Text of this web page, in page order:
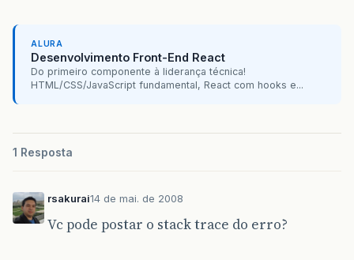
ALURA
Desenvolvimento Front-End React
Do primeiro componente à liderança técnica!
HTML/CSS/JavaScript fundamental, React com hooks e...
1 Resposta
rsakurai14 de mai. de 2008
Vc pode postar o stack trace do erro?